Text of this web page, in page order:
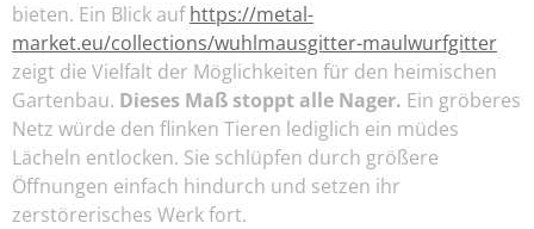
bieten. Ein Blick aufhttps://metal-
market.eu/collections/wuhlmausgitter-maulwurfgitter
zeigt die Vielfalt der Möglichkeiten für den heimischen
Gartenbau. Dieses Maß stoppt alle Nager. Ein gröberes
Netz würde den flinken Tieren lediglich ein müdes
Lächeln entlocken. Sie schlüpfen durch größere
Öffnungen einfach hindurch und setzen ihr
zerstörerisches Werk fort.